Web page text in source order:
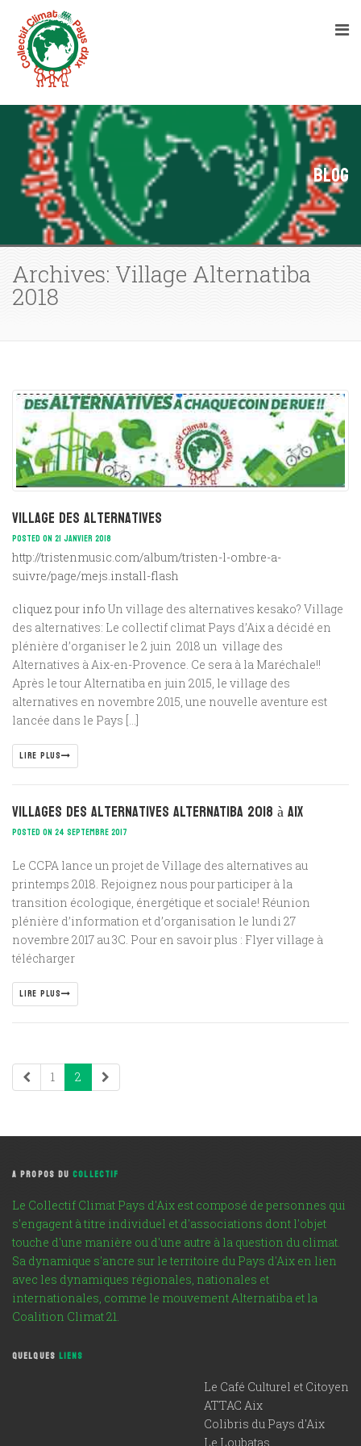
Blog
Archives: Village Alternatiba
2018
Village des alternatives
POSTED ON 21 JANVIER 2018
http://tristenmusic.com/album/tristen-l-ombre-a-
suivre/page/mejs.install-flash
cliquez pour info Un village des alternatives kesako? Village
des alternatives: Le collectif climat Pays d’Aix a décidé en
plénière d’organiser le 2 juin 2018 un village des
Alternatives à Aix-en-Provence. Ce sera à la Maréchale!!
Après le tour Alternatiba en juin 2015, le village des
alternatives en novembre 2015, une nouvelle aventure est
lancée dans le Pays […]
LIRE PLUS
Villages des Alternatives ALTERNATIBA 2018 à Aix
POSTED ON 24 SEPTEMBRE 2017
Le CCPA lance un projet de Village des alternatives au
printemps 2018. Rejoignez nous pour participer à la
transition écologique, énergétique et sociale! Réunion
plénière d’information et d’organisation le lundi 27
novembre 2017 au 3C. Pour en savoir plus : Flyer village à
télécharger
LIRE PLUS
1 2
A PROPOS DUCOLLECTIF
Le Collectif Climat Pays d'Aix est composé de personnes qui
s'engagent à titre individuel et d'associations dont l'objet
touche d'une manière ou d'une autre à la question du climat.
Sa dynamique s'ancre sur le territoire du Pays d'Aix en lien
avec les dynamiques régionales, nationales et
internationales, comme le mouvement Alternatiba et la
Coalition Climat 21.
QUELQUES LIENS
Le Café Culturel et Citoyen
ATTAC Aix
Colibris du Pays d'Aix
Le Loubatas